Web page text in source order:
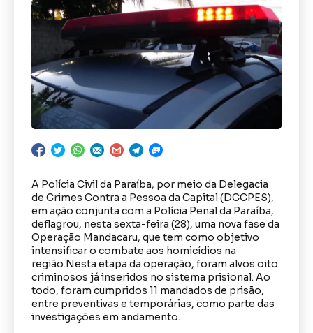
A Polícia Civil da Paraíba, por meio da Delegacia
de Crimes Contra a Pessoa da Capital (DCCPES),
em ação conjunta com a Polícia Penal da Paraíba,
deflagrou, nesta sexta-feira (28), uma nova fase da
Operação Mandacaru, que tem como objetivo
intensificar o combate aos homicídios na
região.Nesta etapa da operação, foram alvos oito
criminosos já inseridos no sistema prisional. Ao
todo, foram cumpridos 11 mandados de prisão,
entre preventivas e temporárias, como parte das
investigações em andamento.